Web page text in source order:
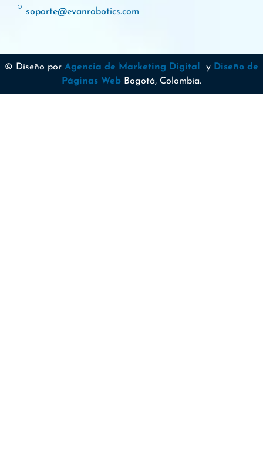
soporte@evanrobotics.com
© Diseño por Agencia de Marketing Digital y Diseño de
Páginas Web Bogotá, Colombia.